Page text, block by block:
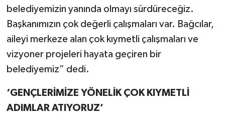
belediyemizin yanında olmayı sürdüreceğiz.
Başkanımızın çok değerli çalışmaları var. Bağcılar,
aileyi merkeze alan çok kıymetli çalışmaları ve
vizyoner projeleri hayata geçiren bir
belediyemiz” dedi.
‘GENÇLERİMİZE YÖNELİK ÇOK KIYMETLİ
ADIMLAR ATIYORUZ’